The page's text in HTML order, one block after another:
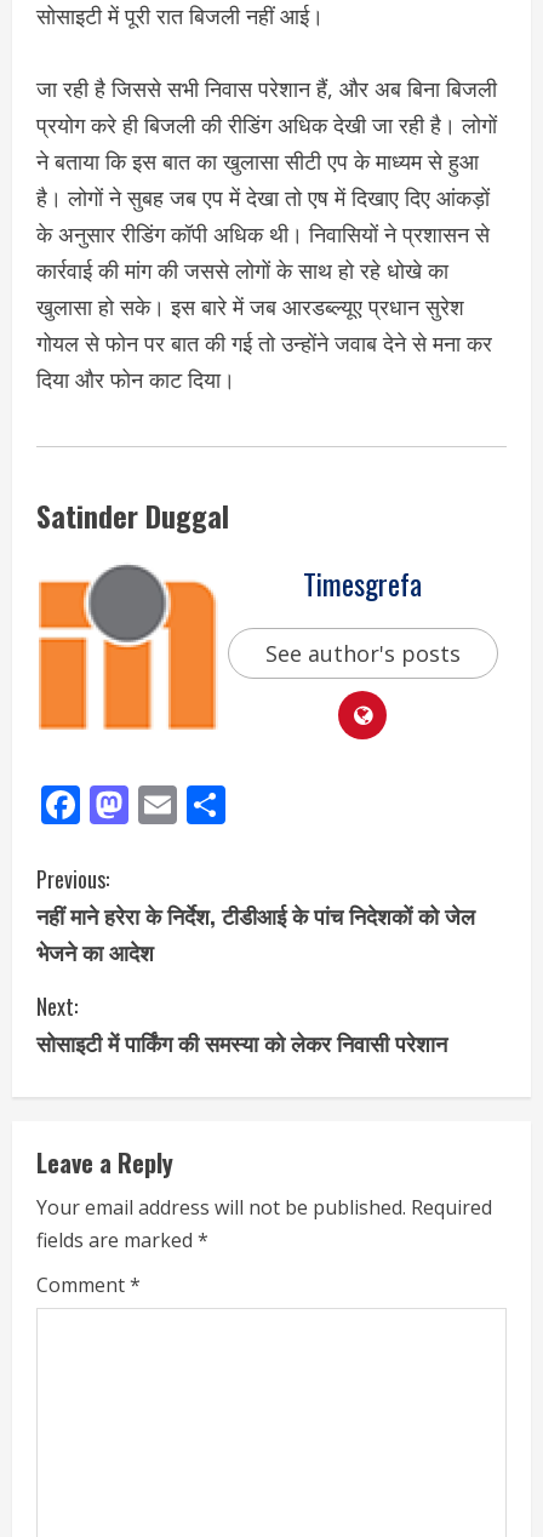
सोसाइटी में पूरी रात बिजली नहीं आई।
जा रही है जिससे सभी निवास परेशान हैं, और अब बिना बिजली
प्रयोग करे ही बिजली की रीडिंग अधिक देखी जा रही है। लोगों
ने बताया कि इस बात का खुलासा सीटी एप के माध्यम से हुआ
है। लोगों ने सुबह जब एप में देखा तो एष में दिखाए दिए आंकड़ों
के अनुसार रीडिंग कॉपी अधिक थी। निवासियों ने प्रशासन से
कार्रवाई की मांग की जससे लोगों के साथ हो रहे धोखे का
खुलासा हो सके। इस बारे में जब आरडब्ल्यूए प्रधान सुरेश
गोयल से फोन पर बात की गई तो उन्होंने जवाब देने से मना कर
दिया और फोन काट दिया।
Satinder Duggal
Timesgrefa
See author's posts
Facebook
Mastodon
Email
Previous:
नहीं माने हरेरा के निर्देश, टीडीआई के पांच निदेशकों को जेल
भेजने का आदेश
Next:
सोसाइटी में पार्किंग की समस्या को लेकर निवासी परेशान
Leave a Reply
Your email address will not be published. Required
fields are marked *
Comment*